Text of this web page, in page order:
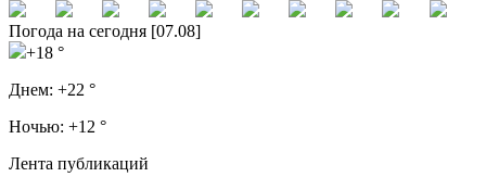
Погода на сегодня [07.08]
+18 °
Днем: +22 °
Ночью: +12 °
Лента публикаций